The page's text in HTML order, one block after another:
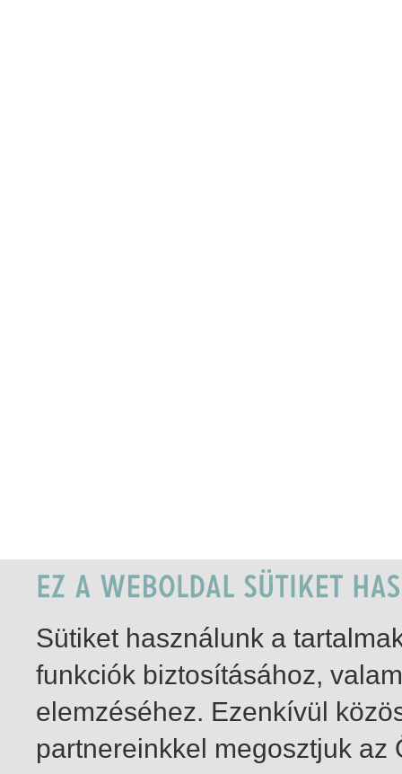
Sütiket használunk a
funkciók biztosításához,
elemzéséhez. Ezenkívül
partnereinkkel megosztjuk